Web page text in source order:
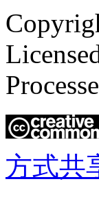
方式共